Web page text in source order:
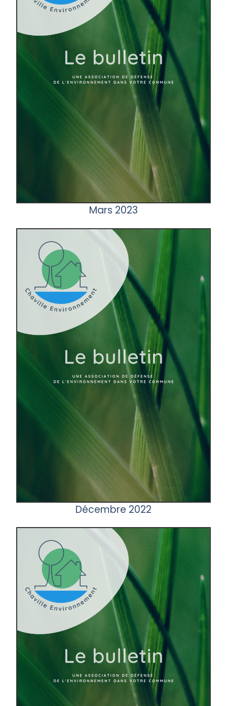
Mars 2023
Décembre 2022